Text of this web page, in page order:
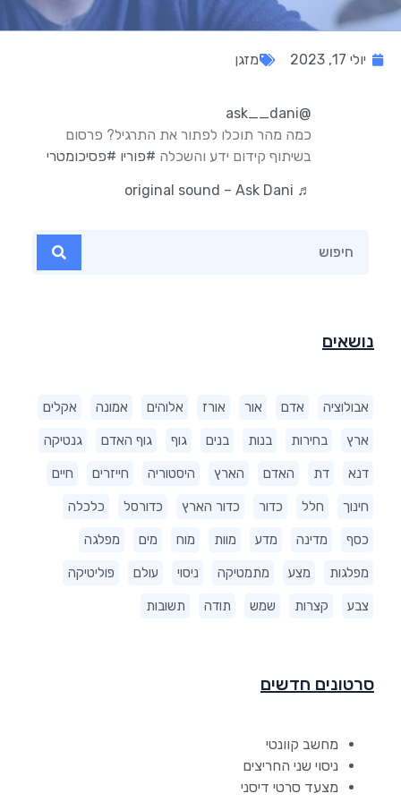
נושאים
אבולוציה אדם אור אורז אלוהים אמונה אקלים
ארץ בחירות בנות בנים גוף גוף האדם גנטיקה
דנא דת האדם הארץ היסטוריה חייזרים חיים
חינוך חלל כדור כדור הארץ כדורסל כלכלה
כסף מדינה מדע מוות מוח מים מפלגה
מפלגות מצע מתמטיקה ניסוי עולם פוליטיקה
צבע קצרות שמש תודה תשובות
סרטונים חדשים
מחשב קוונטי
ניסוי שני החריצים
מצעד סרטי דיסני
יולי 17, 2023 מזגן
@ask__dani
כמה מהר תוכלו לפתור את התרגיל? פרסום
בשיתוף קידום ידע והשכלה #פוריו #פסיכומטרי
♬ original sound – Ask Dani